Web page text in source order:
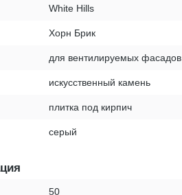
White Hills
Хорн Брик
для вентилируемых фасадов
искусственный камень
плитка под кирпич
серый
50